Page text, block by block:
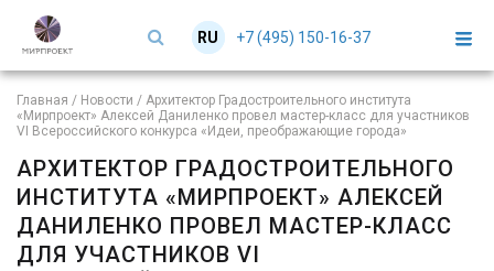
EN
RU +7 (495) 150-16-37
Главная / Новости / Архитектор Градостроительного института
«Мирпроект» Алексей Даниленко провел мастер-класс для участников
VI Всероссийского конкурса «Идеи, преображающие города»
АРХИТЕКТОР ГРАДОСТРОИТЕЛЬНОГО
ИНСТИТУТА «МИРПРОЕКТ» АЛЕКСЕЙ
ДАНИЛЕНКО ПРОВЕЛ МАСТЕР-КЛАСС
ДЛЯ УЧАСТНИКОВ VI